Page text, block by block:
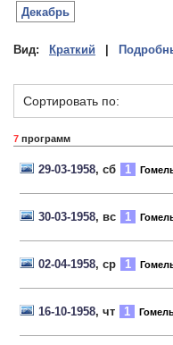
Декабрь
Вид: Краткий
Сортировать по:
7 программ
29-03-1958, сб 1
30-03-1958, вс 1
02-04-1958, ср 1
16-10-1958, чт 1